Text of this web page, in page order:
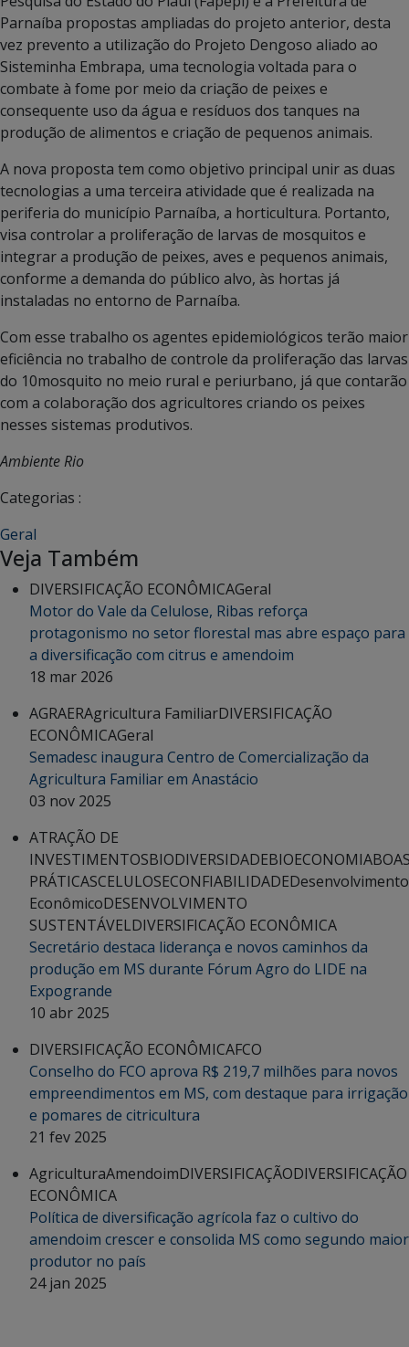
Parnaíba propostas ampliadas do projeto anterior, desta
vez prevento a utilização do Projeto Dengoso aliado ao
Sisteminha Embrapa, uma tecnologia voltada para o
combate à fome por meio da criação de peixes e
consequente uso da água e resíduos dos tanques na
produção de alimentos e criação de pequenos animais.
A nova proposta tem como objetivo principal unir as duas
tecnologias a uma terceira atividade que é realizada na
periferia do município Parnaíba, a horticultura. Portanto,
visa controlar a proliferação de larvas de mosquitos e
integrar a produção de peixes, aves e pequenos animais,
conforme a demanda do público alvo, às hortas já
instaladas no entorno de Parnaíba.
Com esse trabalho os agentes epidemiológicos terão maior
eficiência no trabalho de controle da proliferação das larvas
do 10mosquito no meio rural e periurbano, já que contarão
com a colaboração dos agricultores criando os peixes
nesses sistemas produtivos.
Ambiente Rio
Categorias :
Geral
Veja Também
DIVERSIFICAÇÃO ECONÔMICAGeral
Motor do Vale da Celulose, Ribas reforça
protagonismo no setor florestal mas abre espaço para
a diversificação com citrus e amendoim
18 mar 2026
AGRAERAgricultura FamiliarDIVERSIFICAÇÃO
ECONÔMICAGeral
Semadesc inaugura Centro de Comercialização da
Agricultura Familiar em Anastácio
03 nov 2025
ATRAÇÃO DE
INVESTIMENTOSBIODIVERSIDADEBIOECONOMIA
PRÁTICASCELULOSECONFIABILIDADEDesenvolvimento
EconômicoDESENVOLVIMENTO
SUSTENTÁVELDIVERSIFICAÇÃO ECONÔMICA
Secretário destaca liderança e novos caminhos da
produção em MS durante Fórum Agro do LIDE na
Expogrande
10 abr 2025
DIVERSIFICAÇÃO ECONÔMICAFCO
Conselho do FCO aprova R$ 219,7 milhões para novos
empreendimentos em MS, com destaque para irrigação
e pomares de citricultura
21 fev 2025
AgriculturaAmendoimDIVERSIFICAÇÃODIVERSIFICAÇÃO
ECONÔMICA
Política de diversificação agrícola faz o cultivo do
amendoim crescer e consolida MS como segundo maior
produtor no país
24 jan 2025